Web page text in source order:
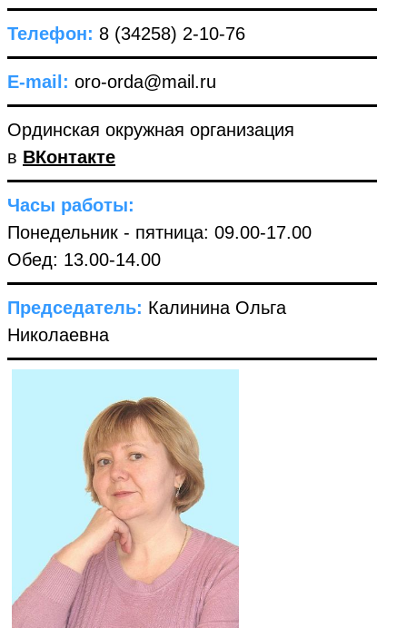
Телефон: 8 (34258) 2-10-76
E-mail: oro-orda@mail.ru
Ординская окружная организация
в ВКонтакте
Часы работы:
Понедельник - пятница: 09.00-17.00
Обед: 13.00-14.00
Председатель: Калинина Ольга
Николаевна